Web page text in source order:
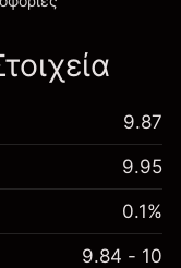
9.87
9.95
0.1%
9.84 - 10